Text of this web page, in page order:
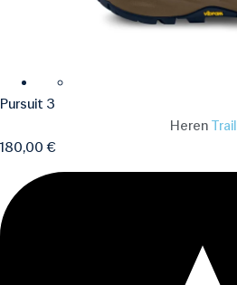
Pursuit 3
Heren Trail
180,00 €